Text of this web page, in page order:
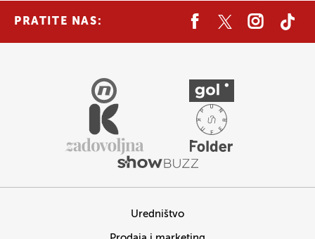
PRATITE NAS:
Uredništvo